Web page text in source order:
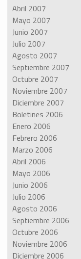
Abril 2007
Mayo 2007
Junio 2007
Julio 2007
Agosto 2007
Septiembre 2007
Octubre 2007
Noviembre 2007
Diciembre 2007
Boletines 2006
Enero 2006
Febrero 2006
Marzo 2006
Abril 2006
Mayo 2006
Junio 2006
Julio 2006
Agosto 2006
Septiembre 2006
Octubre 2006
Noviembre 2006
Diciembre 2006